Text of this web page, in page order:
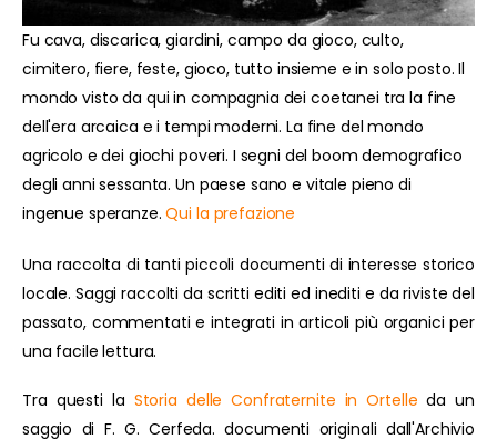
Fu cava, discarica, giardini, campo da gioco, culto,
cimitero, fiere, feste, gioco, tutto insieme e in solo posto. Il
mondo visto da qui in compagnia dei coetanei tra la fine
dell'era arcaica e i tempi moderni. La fine del mondo
agricolo e dei giochi poveri. I segni del boom demografico
degli anni sessanta. Un paese sano e vitale pieno di
ingenue speranze.Qui la prefazione
Una raccolta di tanti piccoli documenti di interesse storico
locale. Saggi raccolti da scritti editi ed inediti e da riviste del
passato, commentati e integrati in articoli più organici per
una facile lettura.
Tra questi la Storia delle Confraternite in Ortelle da un
saggio di F. G. Cerfeda. documenti originali dall'Archivio